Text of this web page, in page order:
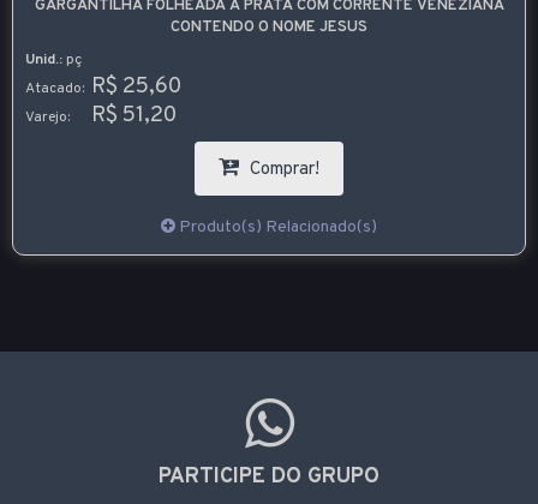
GARGANTILHA FOLHEADA A PRATA COM CORRENTE VENEZIANA
CONTENDO O NOME JESUS
Unid.: pç
Atacado: R$ 25,60
Varejo: R$ 51,20
Comprar!
Produto(s) Relacionado(s)
PARTICIPE DO GRUPO